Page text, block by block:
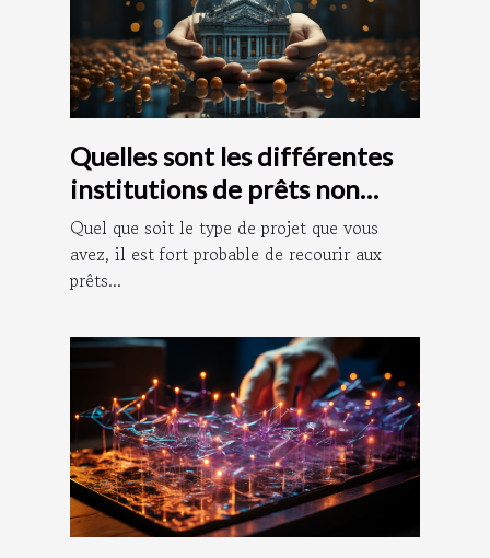
Quelles sont les différentes
institutions de prêts non
bancaires ?
Quel que soit le type de projet que vous
avez, il est fort probable de recourir aux
prêts...